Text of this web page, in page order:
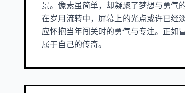
景。像素虽简单，却凝聚了梦想与勇气的
在岁月流转中，屏幕上的光点或许已经
应怀抱当年闯关时的勇气与专注。正如
属于自己的传奇。